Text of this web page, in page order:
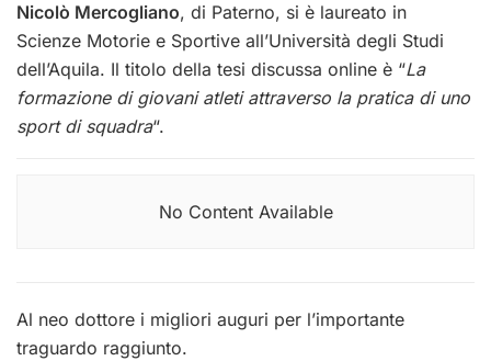
Nicolò Mercogliano, di Paterno, si è laureato in
Scienze Motorie e Sportive all’Università degli Studi
dell’Aquila. Il titolo della tesi discussa online è “La
formazione di giovani atleti attraverso la pratica di uno
sport di squadra“.
No Content Available
Al neo dottore i migliori auguri per l’importante
traguardo raggiunto.